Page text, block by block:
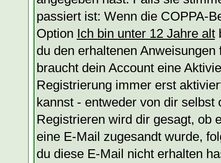
passiert ist: Wenn die COPPA-
Option Ich bin unter 12 Jahre alt
du den erhaltenen
braucht dein Account eine
Registrierung immer erst
kannst - entweder von dir
Registrieren wird dir gesagt,
eine E-Mail zugesandt wurde,
du diese E-Mail nicht erhalten